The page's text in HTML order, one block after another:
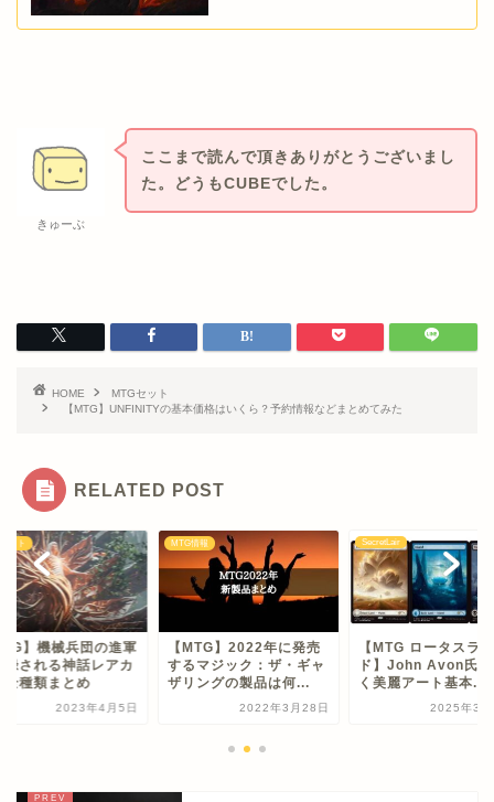
きゅーぶ
ここまで読んで頂きありがとうございまし
た。どうもCUBEでした。
HOME
MTGセット
【MTG】UNFINITYの基本価格はいくら？予約情報などまとめてみた
RELATED POST
ット
】機械兵団の進軍
録される神話レアカ
全種類まとめ
2023年4月5日
MTG情報
【MTG】2022年に発売
するマジック：ザ・ギャ
ザリングの製品は何...
2022年3月28日
SecretLair
【MTG ロータスラン
ド】John Avon氏
く美麗アート基本...
2025年3